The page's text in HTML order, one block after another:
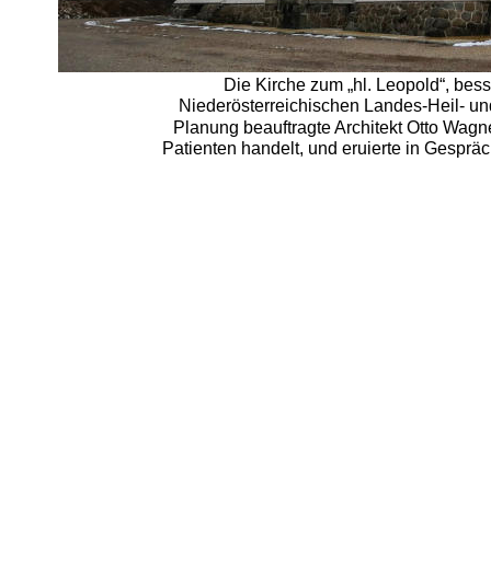
Die Kirche zum „hl. Leopold“,
Niederösterreichischen Landes-Heil-
Planung beauftragte Architekt Otto
Patienten handelt, und eruierte in